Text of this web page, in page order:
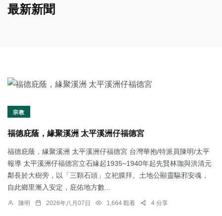
最新新聞
宗教
福德庇蔭，緣聚溪洲 太平溪洲仔福德宮
福德庇蔭，緣聚溪洲 太平溪洲仔福德宮 台灣華抱/特派員陳明/太平
報導 太平溪洲仔福德宮立石緣起1935~1940年起先賢林珈與洪清元
鄰長於大樹旁，以「三顆石頭」立祀膜拜。土地公顯靈驅邪安魂，
自此鄉里漸入安定，庇佑地方數...
陳明 2026年八月07日 1,664 觀看 4 分享